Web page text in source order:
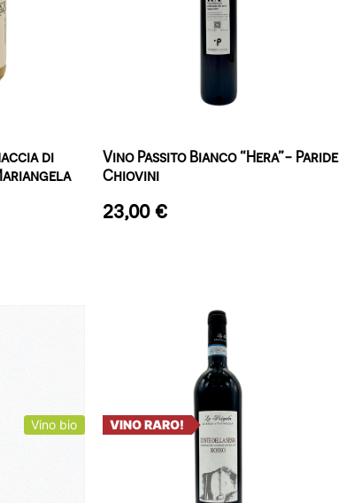
di
Vino Passito Bianco “Hera”- Paride
Chiovini
23,00€
Vino bio VINO RARO!